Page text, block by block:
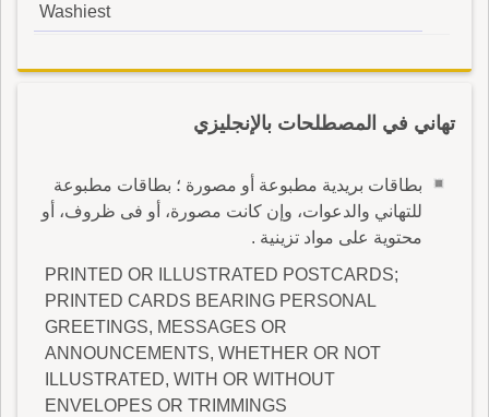
Washiest
تهاني في المصطلحات بالإنجليزي
بطاقات بريدية مطبوعة أو مصورة ؛ بطاقات مطبوعة
للتهاني والدعوات، وإن كانت مصورة، أو فى ظروف، أو
محتوية على مواد تزينية .
PRINTED OR ILLUSTRATED POSTCARDS;
PRINTED CARDS BEARING PERSONAL
GREETINGS, MESSAGES OR
ANNOUNCEMENTS, WHETHER OR NOT
ILLUSTRATED, WITH OR WITHOUT
ENVELOPES OR TRIMMINGS